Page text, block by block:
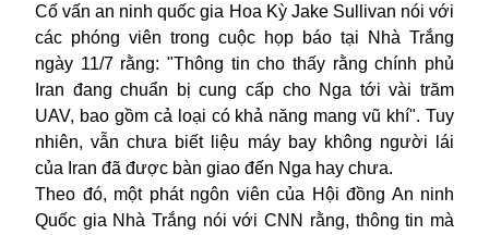
Cố vấn an ninh quốc gia Hoa Kỳ Jake Sullivan nói với
các phóng viên trong cuộc họp báo tại Nhà Trắng
ngày 11/7 rằng: "Thông tin cho thấy rằng chính phủ
Iran đang chuẩn bị cung cấp cho Nga tới vài trăm
UAV, bao gồm cả loại có khả năng mang vũ khí". Tuy
nhiên, vẫn chưa biết liệu máy bay không người lái
của Iran đã được bàn giao đến Nga hay chưa.
Theo đó, một phát ngôn viên của Hội đồng An ninh
Quốc gia Nhà Trắng nói với CNN rằng, thông tin mà